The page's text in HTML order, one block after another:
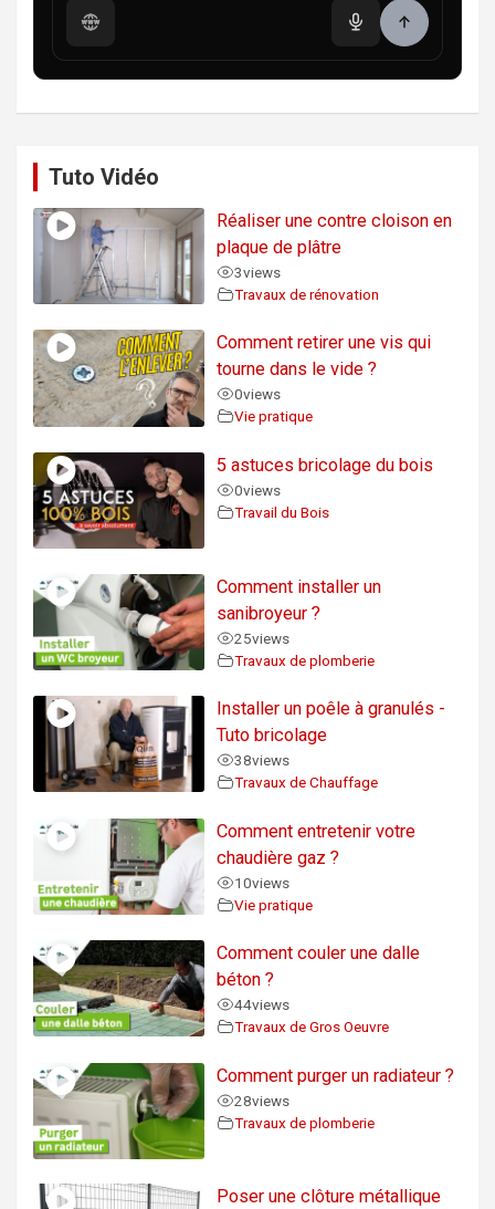
Tuto Vidéo
Réaliser une contre cloison en
plaque de plâtre
3views
Travaux de rénovation
Comment retirer une vis qui
tourne dans le vide ?
0views
Vie pratique
5 astuces bricolage du bois
0views
Travail du Bois
Comment installer un
sanibroyeur ?
25views
Travaux de plomberie
Installer un poêle à granulés -
Tuto bricolage
38views
Travaux de Chauffage
Comment entretenir votre
chaudière gaz ?
10views
Vie pratique
Comment couler une dalle
béton ?
44views
Travaux de Gros Oeuvre
Comment purger un radiateur ?
28views
Travaux de plomberie
Poser une clôture métallique